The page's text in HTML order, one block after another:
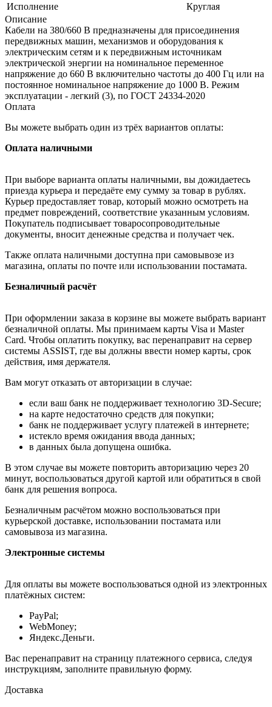
Исполнение
Круглая
Описание
Кабели на 380/660 В предназначены для присоединения
передвижных машин, механизмов и оборудования к
электрическим сетям и к передвижным источникам
электрической энергии на номинальное переменное
напряжение до 660 В включительно частоты до 400 Гц или на
постоянное номинальное напряжение до 1000 В. Режим
эксплуатации - легкий (3), по ГОСТ 24334-2020
Оплата
Вы можете выбрать один из трёх вариантов оплаты:
Оплата наличными
При выборе варианта оплаты наличными, вы дожидаетесь
приезда курьера и передаёте ему сумму за товар в рублях.
Курьер предоставляет товар, который можно осмотреть на
предмет повреждений, соответствие указанным условиям.
Покупатель подписывает товаросопроводительные
документы, вносит денежные средства и получает чек.
Также оплата наличными доступна при самовывозе из
магазина, оплаты по почте или использовании постамата.
Безналичный расчёт
При оформлении заказа в корзине вы можете выбрать вариант
безналичной оплаты. Мы принимаем карты Visa и Master
Card. Чтобы оплатить покупку, вас перенаправит на сервер
системы ASSIST, где вы должны ввести номер карты, срок
действия, имя держателя.
Вам могут отказать от авторизации в случае:
если ваш банк не поддерживает технологию 3D-Secure;
на карте недостаточно средств для покупки;
банк не поддерживает услугу платежей в интернете;
истекло время ожидания ввода данных;
в данных была допущена ошибка.
В этом случае вы можете повторить авторизацию через 20
минут, воспользоваться другой картой или обратиться в свой
банк для решения вопроса.
Безналичным расчётом можно воспользоваться при
курьерской доставке, использовании постамата или
самовывоза из магазина.
Электронные системы
Для оплаты вы можете воспользоваться одной из электронных
платёжных систем:
PayPal;
WebMoney;
Яндекс.Деньги.
Вас перенаправит на страницу платежного сервиса, следуя
инструкциям, заполните правильную форму.
Доставка